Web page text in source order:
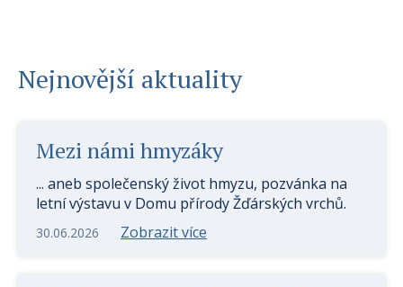
Nejnovější aktuality
Mezi námi hmyzáky
... aneb společenský život hmyzu, pozvánka na
letní výstavu v Domu přírody Žďárských vrchů.
30.06.2026 Zobrazit více